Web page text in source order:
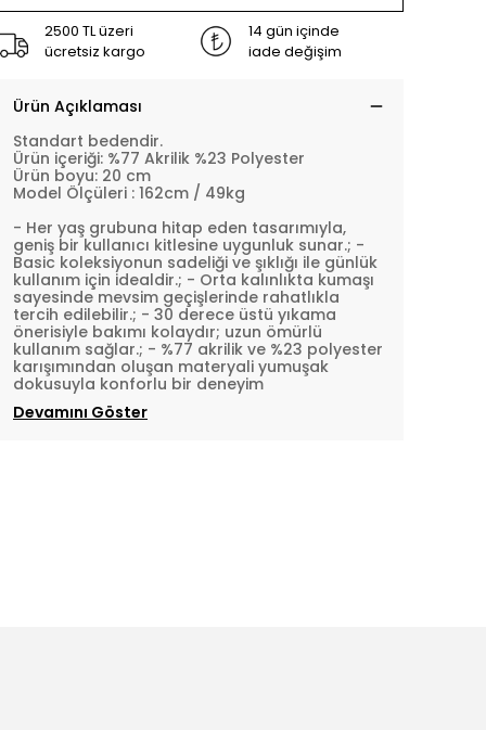
2500 TL üzeri
ücretsiz kargo
14 gün içinde
iade değişim
Ürün Açıklaması
Standart bedendir.
Ürün içeriği: %77 Akrilik %23 Polyester
Ürün boyu: 20 cm
Model Ölçüleri : 162cm / 49kg
- Her yaş grubuna hitap eden tasarımıyla,
geniş bir kullanıcı kitlesine uygunluk sunar.; -
Basic koleksiyonun sadeliği ve şıklığı ile günlük
kullanım için idealdir.; - Orta kalınlıkta kumaşı
sayesinde mevsim geçişlerinde rahatlıkla
tercih edilebilir.; - 30 derece üstü yıkama
önerisiyle bakımı kolaydır; uzun ömürlü
kullanım sağlar.; - %77 akrilik ve %23 polyester
karışımından oluşan materyali yumuşak
dokusuyla konforlu bir deneyim
Devamını Göster